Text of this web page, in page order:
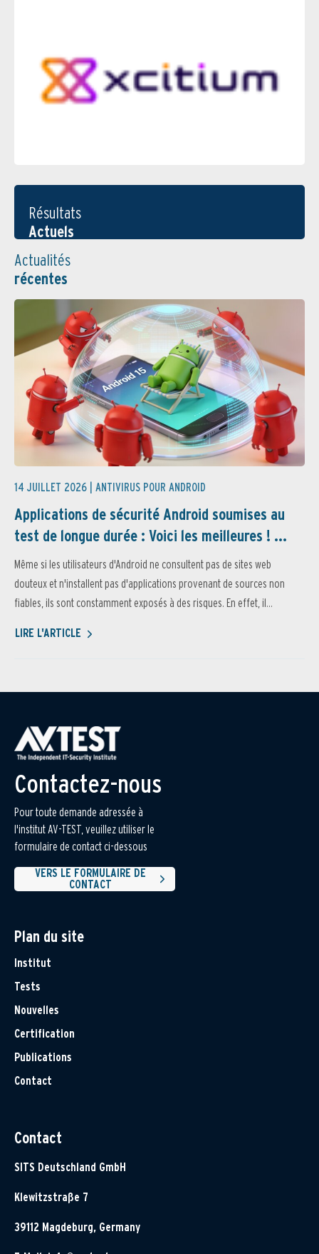
Résultats
Actuels
Actualités
récentes
14 JUILLET 2026 | ANTIVIRUS POUR ANDROID
Applications de sécurité Android soumises au
test de longue durée : Voici les meilleures ! ...
Même si les utilisateurs d'Android ne consultent pas de sites web
douteux et n'installent pas d'applications provenant de sources non
fiables, ils sont constamment exposés à des risques. En effet, il...
LIRE L'ARTICLE
Contactez-nous
Pour toute demande adressée à
l'institut AV-TEST, veuillez utiliser le
formulaire de contact ci-dessous
VERS LE FORMULAIRE DE
CONTACT
Plan du site
Institut
Tests
Nouvelles
Certification
Publications
Contact
Contact
SITS Deutschland GmbH
Klewitzstraße 7
39112 Magdeburg, Germany